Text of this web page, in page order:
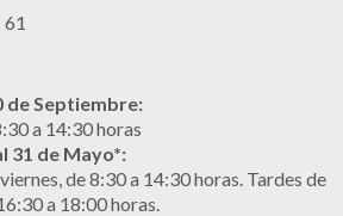
de Septiembre:
a 14:30 horas
31 de Mayo*:
de 8:30 a 14:30 horas. Tardes de
a 18:00 horas.